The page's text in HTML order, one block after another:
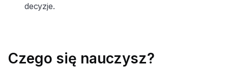
decyzje.
Czego się nauczysz?